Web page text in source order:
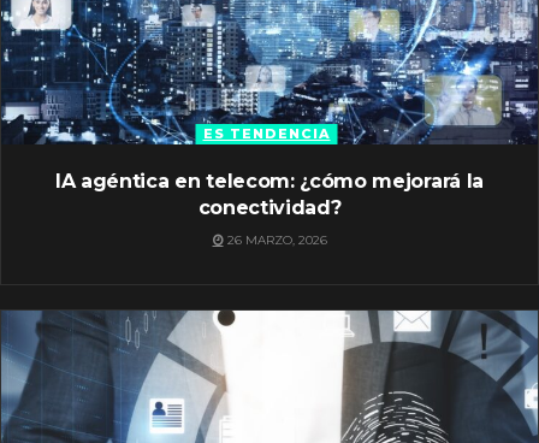
ES TENDENCIA
IA agéntica en telecom: ¿cómo mejorará la
conectividad?
26 MARZO, 2026